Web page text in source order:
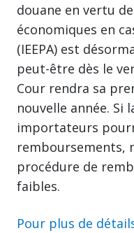
douane en vertu
économiques en
(IEEPA) est
peut-être dès le
Cour rendra sa
nouvelle année. Si
importateurs
remboursements,
procédure de
faibles.
Pour plus de